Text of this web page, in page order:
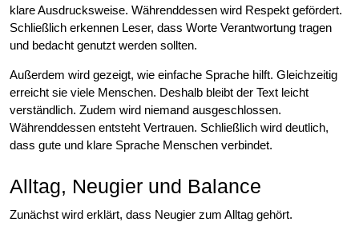
klare Ausdrucksweise. Währenddessen wird Respekt gefördert.
Schließlich erkennen Leser, dass Worte Verantwortung tragen
und bedacht genutzt werden sollten.
Außerdem wird gezeigt, wie einfache Sprache hilft. Gleichzeitig
erreicht sie viele Menschen. Deshalb bleibt der Text leicht
verständlich. Zudem wird niemand ausgeschlossen.
Währenddessen entsteht Vertrauen. Schließlich wird deutlich,
dass gute und klare Sprache Menschen verbindet.
Alltag, Neugier und Balance
Zunächst wird erklärt, dass Neugier zum Alltag gehört.